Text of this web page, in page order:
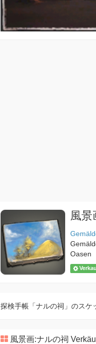
風景
Oasen
探検手帳「ナルの祠」のスケ
風景画:ナルの祠